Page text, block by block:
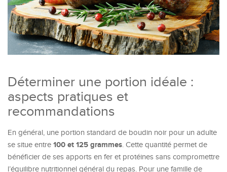
Déterminer une portion idéale :
aspects pratiques et
recommandations
En général, une portion standard de boudin noir pour un adulte
se situe entre 100 et 125 grammes. Cette quantité permet de
bénéficier de ses apports en fer et protéines sans compromettre
l’équilibre nutritionnel général du repas. Pour une famille de